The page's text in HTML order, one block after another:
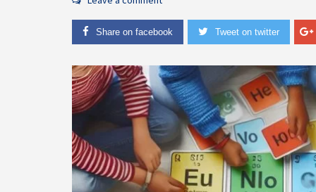
Share on facebook Tweet on twitter